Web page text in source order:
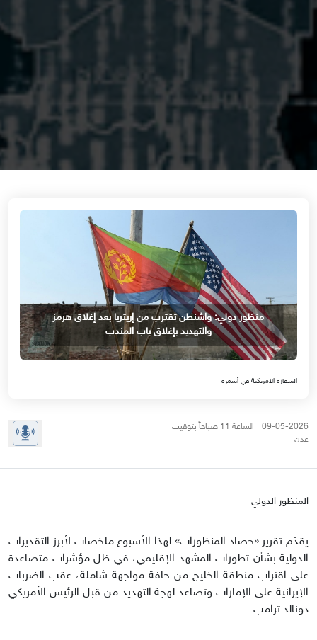
منظور دولي: واشنطن تقترب من إريتريا بعد إغلاق هرمز
والتهديد بإغلاق باب المندب
السفارة الأمريكية في أسمرة
09-05-2026 الساعة 11 صباحاً بتوقيت
عدن
المنظور الدولي
يقدّم تقرير «حصاد المنظورات» لهذا الأسبوع ملخصات لأبرز التقديرات
الدولية بشأن تطورات المشهد الإقليمي، في ظل مؤشرات متصاعدة
على اقتراب منطقة الخليج من حافة مواجهة شاملة، عقب الضربات
الإيرانية على الإمارات وتصاعد لهجة التهديد من قبل الرئيس الأمريكي
دونالد ترامب.